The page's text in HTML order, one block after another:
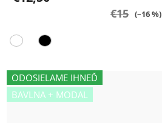
€15 (–16 %)
ODOSIELAME IHNEĎ
BAVLNA + MODAL